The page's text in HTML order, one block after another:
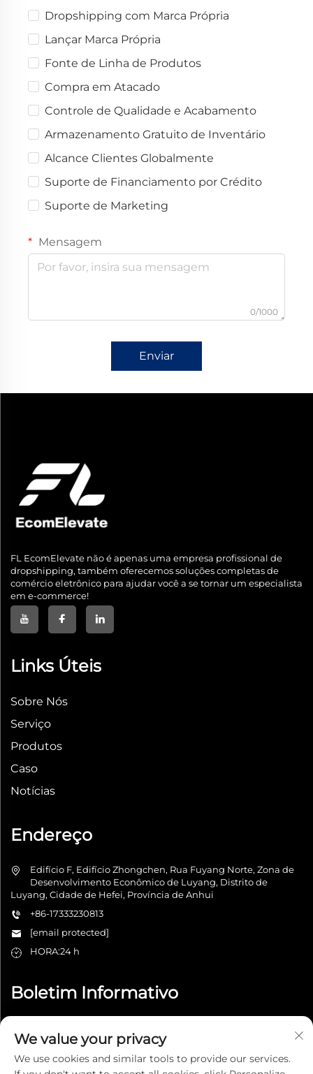
Dropshipping com Marca Própria
Lançar Marca Própria
Fonte de Linha de Produtos
Compra em Atacado
Controle de Qualidade e Acabamento
Armazenamento Gratuito de Inventário
Alcance Clientes Globalmente
Suporte de Financiamento por Crédito
Suporte de Marketing
Mensagem
0/1000
Enviar
FL EcomElevate não é apenas uma empresa profissional de
dropshipping, também oferecemos soluções completas de
comércio eletrônico para ajudar você a se tornar um especialista
em e-commerce!
Links Úteis
Sobre Nós
Serviço
Produtos
Caso
Notícias
Endereço
Edifício F, Edifício Zhongchen, Rua Fuyang Norte, Zona de
Desenvolvimento Econômico de Luyang, Distrito de
Luyang, Cidade de Hefei, Província de Anhui
+86-17333230813
[email protected]
HORA:24 h
Boletim Informativo
We value your privacy
We use cookies and similar tools to provide our services.